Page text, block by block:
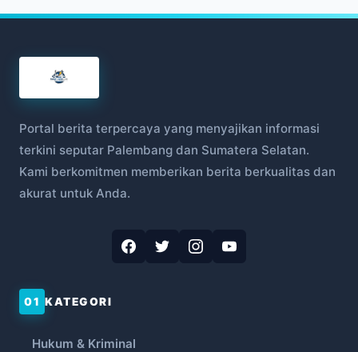
Portal berita terpercaya yang menyajikan informasi
terkini seputar Palembang dan Sumatera Selatan.
Kami berkomitmen memberikan berita berkualitas dan
akurat untuk Anda.
01 KATEGORI
Hukum & Kriminal